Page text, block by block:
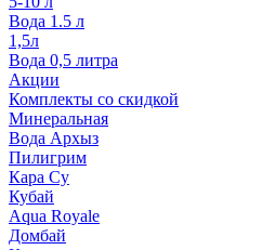
Вода 1.5 л
1,5л
Вода 0,5 литра
Акции
Комплекты со скидкой
Минеральная
Вода Архыз
Пилигрим
Кара Су
Кубай
Aqua Royale
Домбай